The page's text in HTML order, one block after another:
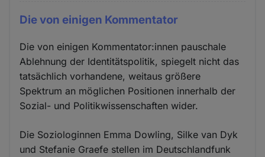
Die von einigen Kommentator
Die von einigen Kommentator:innen pauschale
Ablehnung der Identitätspolitik, spiegelt nicht das
tatsächlich vorhandene, weitaus größere
Spektrum an möglichen Positionen innerhalb der
Sozial- und Politikwissenschaften wider.
Die Soziologinnen Emma Dowling, Silke van Dyk
und Stefanie Graefe stellen im Deutschlandfunk